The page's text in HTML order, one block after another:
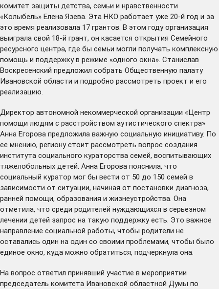
комитет защиты детства, семьи и нравственности
«Колыбель» Елена Язева. Эта НКО работает уже 20-й год и за
это время реализовала 17 грантов. В этом году организация
выиграла свой 18-й грант, он касается открытия Семейного
ресурсного центра, где бы семьи могли получать комплексную
помощь и поддержку в режиме «одного окна». Станислав
Воскресенский предложил собрать Общественную палату
Ивановской области и подробно рассмотреть проект и его
реализацию.
Директор автономной некоммерческой организации «Центр
помощи людям с расстройством аутистического спектра»
Анна Егорова предложила важную социальную инициативу. По
ее мнению, региону стоит рассмотреть вопрос создания
института социального кураторства семей, воспитывающих
тяжелобольных детей. Анна Егорова пояснила, что
социальный куратор мог бы вести от 50 до 150 семей в
зависимости от ситуации, начиная от постановки диагноза,
ранней помощи, образования и жизнеустройства. Она
отметила, что среди родителей нуждающихся в серьезном
лечении детей запрос на такую поддержку есть. Это важное
направление социальной работы, чтобы родители не
оставались один на один со своими проблемами, чтобы было
единое окно, куда можно обратиться, подчеркнула она.
На вопрос ответил принявший участие в мероприятии
председатель комитета Ивановской областной Думы по